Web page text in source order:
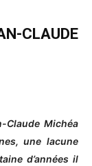
CLAUDE
Claude Michéa
une lacune
d’années il